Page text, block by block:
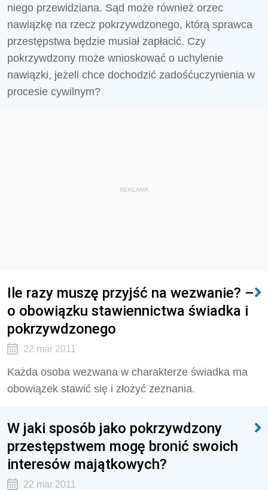
niego przewidziana. Sąd może również orzec
nawiązkę na rzecz pokrzywdzonego, którą sprawca
przestępstwa będzie musiał zapłacić. Czy
pokrzywdzony może wnioskować o uchylenie
nawiązki, jeżeli chce dochodzić zadośćuczynienia w
procesie cywilnym?
REKLAMA
Ile razy muszę przyjść na wezwanie? –
o obowiązku stawiennictwa świadka i
pokrzywdzonego
22 mar 2011
Każda osoba wezwana w charakterze świadka ma
obowiązek stawić się i złożyć zeznania.
W jaki sposób jako pokrzywdzony
przestępstwem mogę bronić swoich
interesów majątkowych?
22 mar 2011